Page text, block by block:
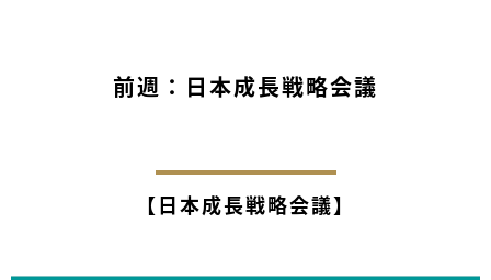
前週：日本成長戦略会議
【日本成長戦略会議】